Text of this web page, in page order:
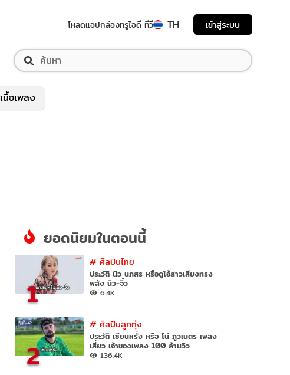
โหลดแอปกล่องทรูไอดี ทีวี TH เข้าสู่ระบบ
เนื้อเพลง
ยอดนิยมในตอนนี้
1
# ศิลปินไทย
ประวัติ นิว นภสร หรือดูโอ้สาวเสียงทรง
พลัง นิว-จิ๋ว
6.4K
2
# ศิลปินลูกทุ่ง
ประวัติ เซียนหรั่ง หรือ โน่ ภูวเนตร เพลง
เสี่ยว เจ้าของเพลง 100 ล้านวิว
136.4K